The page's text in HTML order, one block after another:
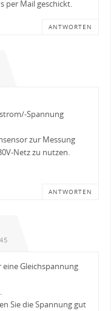
per Mail geschickt.
ANTWORTEN
Spannung
zur Messung
Netz zu nutzen.
ANTWORTEN
eine Gleichspannung
Sie die Spannung gut